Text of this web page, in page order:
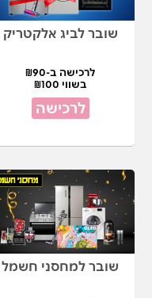
שובר לביג אלקטריק
לרכישה ב-₪90
בשווי ₪100
לרכישה
שובר למחסני חשמל